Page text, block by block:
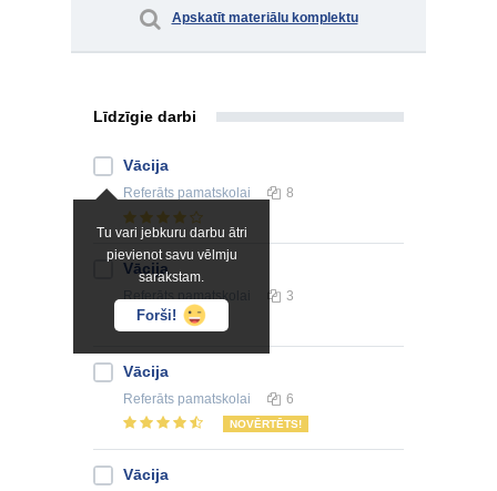
Apskatīt materiālu komplektu
Līdzīgie darbi
Tu vari jebkuru darbu ātri
pievienot savu vēlmju
sarakstam.
Forši!
Vācija
Referāts pamatskolai 8
Vācija
Referātspamatskolai 3
Vācija
Referāts pamatskolai 6
NOVĒRTĒTS!
Vācija